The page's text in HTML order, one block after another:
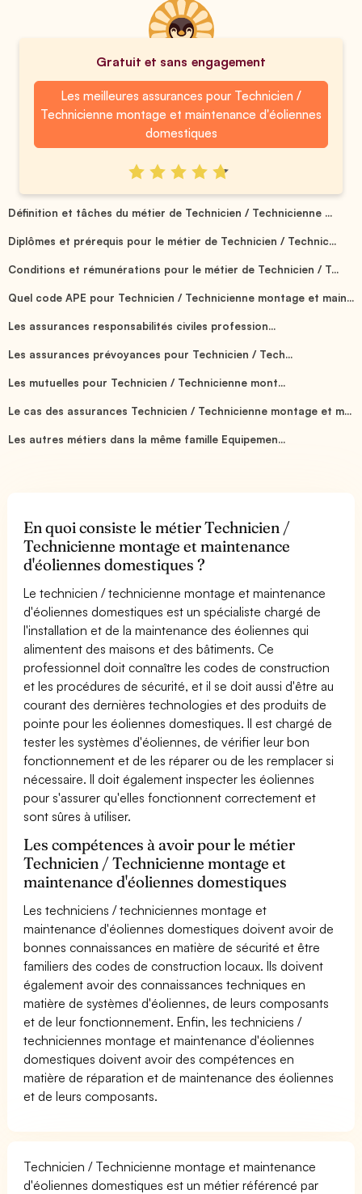
Gratuit et sans engagement
Les meilleures assurances pour Technicien /
Technicienne montage et maintenance d'éoliennes
domestiques
Définition et tâches du métier de Technicien / Technicienne ...
Diplômes et prérequis pour le métier de Technicien / Technic...
Conditions et rémunérations pour le métier de Technicien / T...
Quel code APE pour Technicien / Technicienne montage et main...
Les assurances responsabilités civiles profession...
Les assurances prévoyances pour Technicien / Tech...
Les mutuelles pour Technicien / Technicienne mont...
Le cas des assurances Technicien / Technicienne montage et m...
Les autres métiers dans la même famille Equipemen...
En quoi consiste le métier Technicien /
Technicienne montage et maintenance
d'éoliennes domestiques ?
Le technicien / technicienne montage et maintenance
d'éoliennes domestiques est un spécialiste chargé de
l'installation et de la maintenance des éoliennes qui
alimentent des maisons et des bâtiments. Ce
professionnel doit connaître les codes de construction
et les procédures de sécurité, et il se doit aussi d'être au
courant des dernières technologies et des produits de
pointe pour les éoliennes domestiques. Il est chargé de
tester les systèmes d'éoliennes, de vérifier leur bon
fonctionnement et de les réparer ou de les remplacer si
nécessaire. Il doit également inspecter les éoliennes
pour s'assurer qu'elles fonctionnent correctement et
sont sûres à utiliser.
Les compétences à avoir pour le métier
Technicien / Technicienne montage et
maintenance d'éoliennes domestiques
Les techniciens / techniciennes montage et
maintenance d'éoliennes domestiques doivent avoir de
bonnes connaissances en matière de sécurité et être
familiers des codes de construction locaux. Ils doivent
également avoir des connaissances techniques en
matière de systèmes d'éoliennes, de leurs composants
et de leur fonctionnement. Enfin, les techniciens /
techniciennes montage et maintenance d'éoliennes
domestiques doivent avoir des compétences en
matière de réparation et de maintenance des éoliennes
et de leurs composants.
Technicien / Technicienne montage et maintenance
d'éoliennes domestiques est un métier référencé par